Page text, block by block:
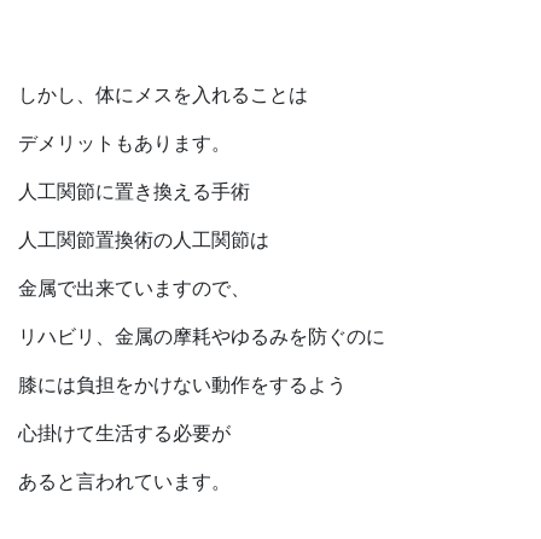
しかし、体にメスを入れることは
デメリットもあります。
人工関節に置き換える手術
人工関節置換術の人工関節は
金属で出来ていますので、
リハビリ、金属の摩耗やゆるみを防ぐのに
膝には負担をかけない動作をするよう
心掛けて生活する必要が
あると言われています。